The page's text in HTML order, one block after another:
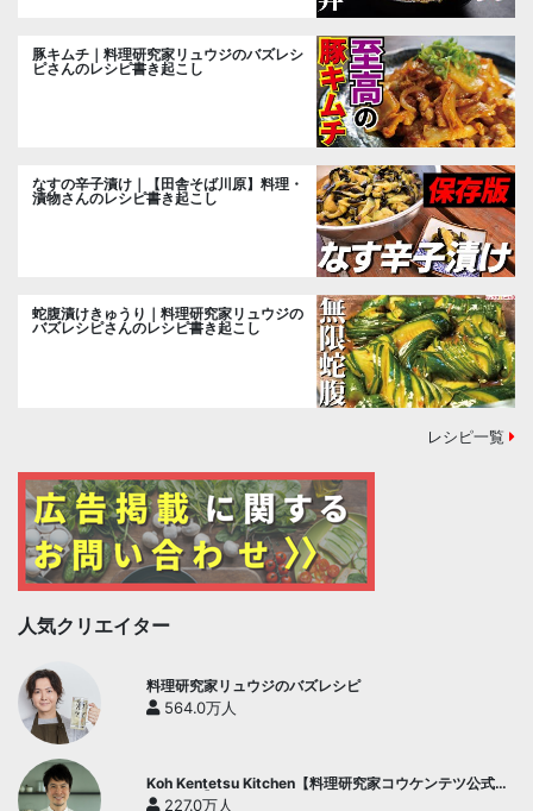
豚キムチ｜料理研究家リュウジのバズレシ
ピさんのレシピ書き起こし
なすの辛子漬け｜【田舎そば川原】料理・
漬物さんのレシピ書き起こし
蛇腹漬けきゅうり｜料理研究家リュウジの
バズレシピさんのレシピ書き起こし
レシピ一覧
人気クリエイター
料理研究家リュウジのバズレシピ
564.0万人
Koh Kentetsu Kitchen【料理研究家コウケンテツ公式チ
ャンネル】
227.0万人